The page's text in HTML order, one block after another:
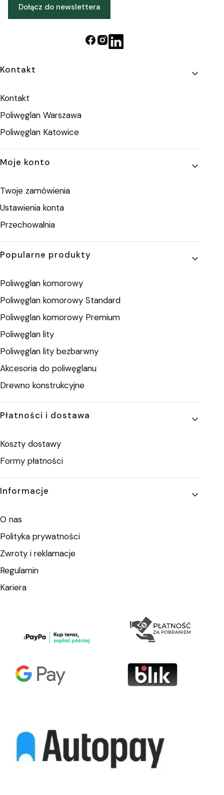
Dołącz do newslettera
Linki w stopce
Kontakt
Kontakt
Poliwęglan Warszawa
Poliwęglan Katowice
Moje konto
Twoje zamówienia
Ustawienia konta
Przechowalnia
Popularne produkty
Poliwęglan komorowy
Poliwęglan komorowy Standard
Poliwęglan komorowy Premium
Poliwęglan lity
Poliwęglan lity bezbarwny
Akcesoria do poliwęglanu
Drewno konstrukcyjne
Płatności i dostawa
Koszty dostawy
Formy płatności
Informacje
O nas
Polityka prywatności
Zwroty i reklamacje
Regulamin
Kariera